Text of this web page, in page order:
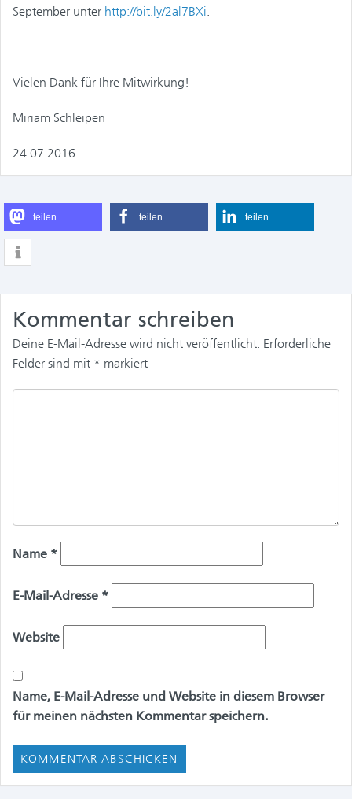
September unter http://bit.ly/2al7BXi.
Vielen Dank für Ihre Mitwirkung!
Miriam Schleipen
24.07.2016
teilen teilen teilen
Kommentar schreiben
Deine E-Mail-Adresse wird nicht veröffentlicht. Erforderliche
Felder sind mit * markiert
Name *
E-Mail-Adresse *
Website
Name, E-Mail-Adresse und Website in diesem Browser
für meinen nächsten Kommentar speichern.